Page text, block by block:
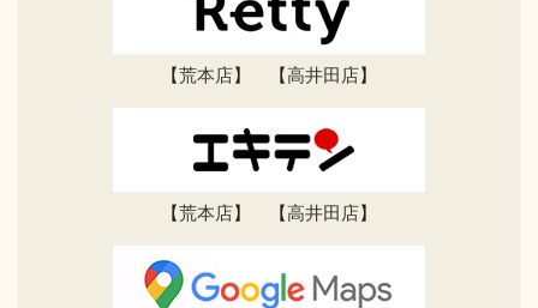
【荒本店】 【高井田店】
【荒本店】 【高井田店】